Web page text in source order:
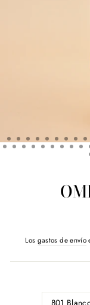
Los gastos de envío
801